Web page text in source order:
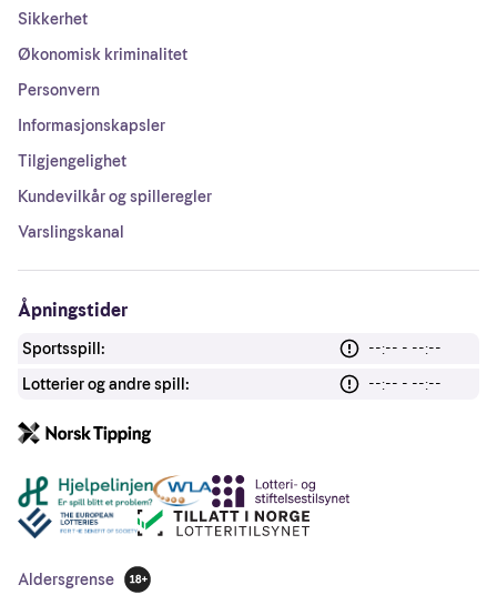
Sikkerhet
Økonomisk kriminalitet
Personvern
Informasjonskapsler
Tilgjengelighet
Kundevilkår og spilleregler
Varslingskanal
Åpningstider
Sportsspill:
--:-- - --:--
Lotterier og andre spill:
--:-- - --:--
Andre lenker
Aldersgrense
18 år